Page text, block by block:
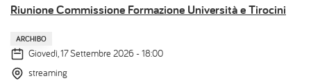
Riunione Commissione Formazione Università e Tirocini
ARCHIBO
Giovedì, 17 Settembre 2026 - 18:00
streaming